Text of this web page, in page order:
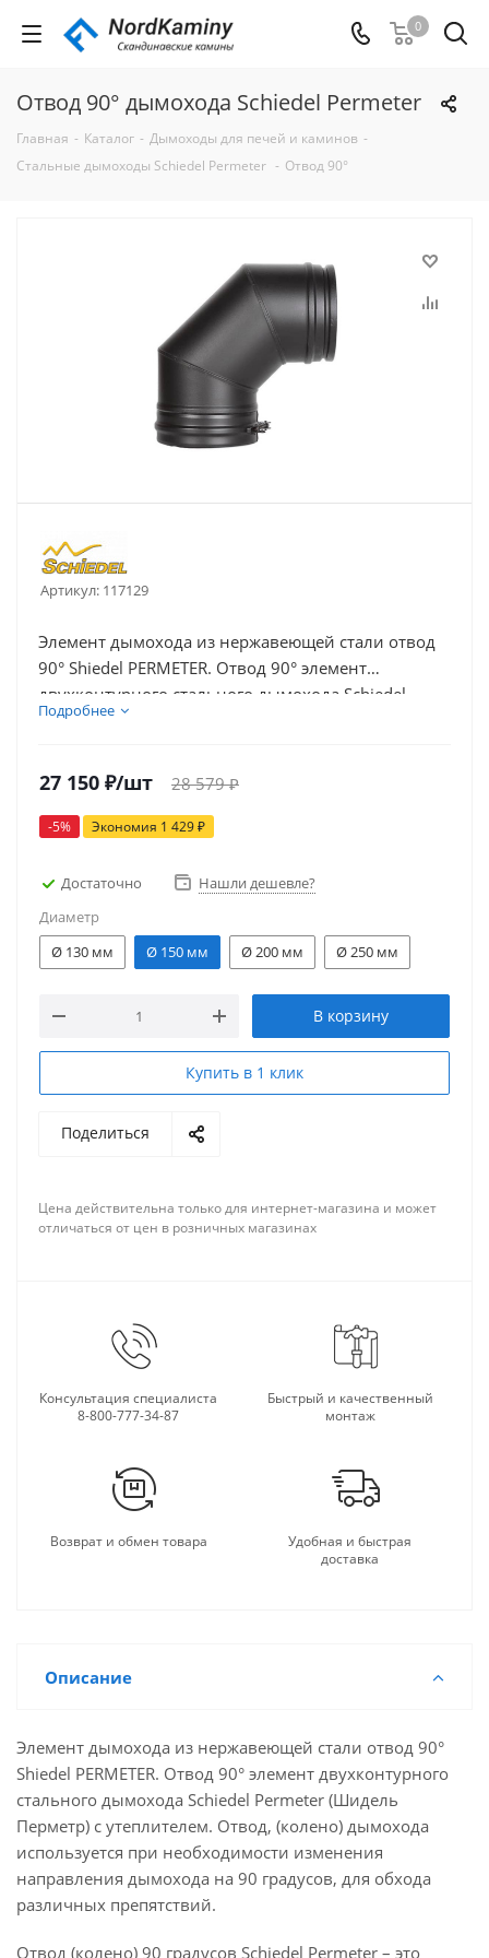
0
Отвод 90° дымохода Schiedel Permeter
Главная - Каталог - Дымоходы для печей и каминов -
Стальные дымоходы Schiedel Permeter - Отвод 90°
Артикул: 117129
Элемент дымохода из нержавеющей стали отвод
90° Shiedel PERMETER. Отвод 90° элемент
двухконтурного стального дымохода Schiedel
Permeter (Шидель Перметр) с утеплителем. Отвод,
необходимости изменения направления
препятствий.
Подробнее
27 150 ₽/шт 28 579₽
-5% Экономия 1 429₽
Достаточно
Нашли дешевле?
Диаметр
Ø 130 мм
Ø 150 мм Ø 200 мм Ø 250 мм
В корзину
Купить в 1 клик
Поделиться
Цена действительна только для интернет-магазина и может
отличаться от цен в розничных магазинах
Консультация специалиста
8-800-777-34-87
Быстрый и качественный
монтаж
Возврат и обмен товара
Удобная и быстрая
доставка
Описание
Элемент дымохода из нержавеющей стали отвод 90°
Shiedel PERMETER. Отвод 90° элемент двухконтурного
стального дымохода Schiedel Permeter (Шидель
Перметр) с утеплителем. Отвод, (колено) дымохода
используется при необходимости изменения
направления дымохода на 90 градусов, для обхода
различных препятствий.
Отвод (колено) 90 градусов Schiedel Permeter – это